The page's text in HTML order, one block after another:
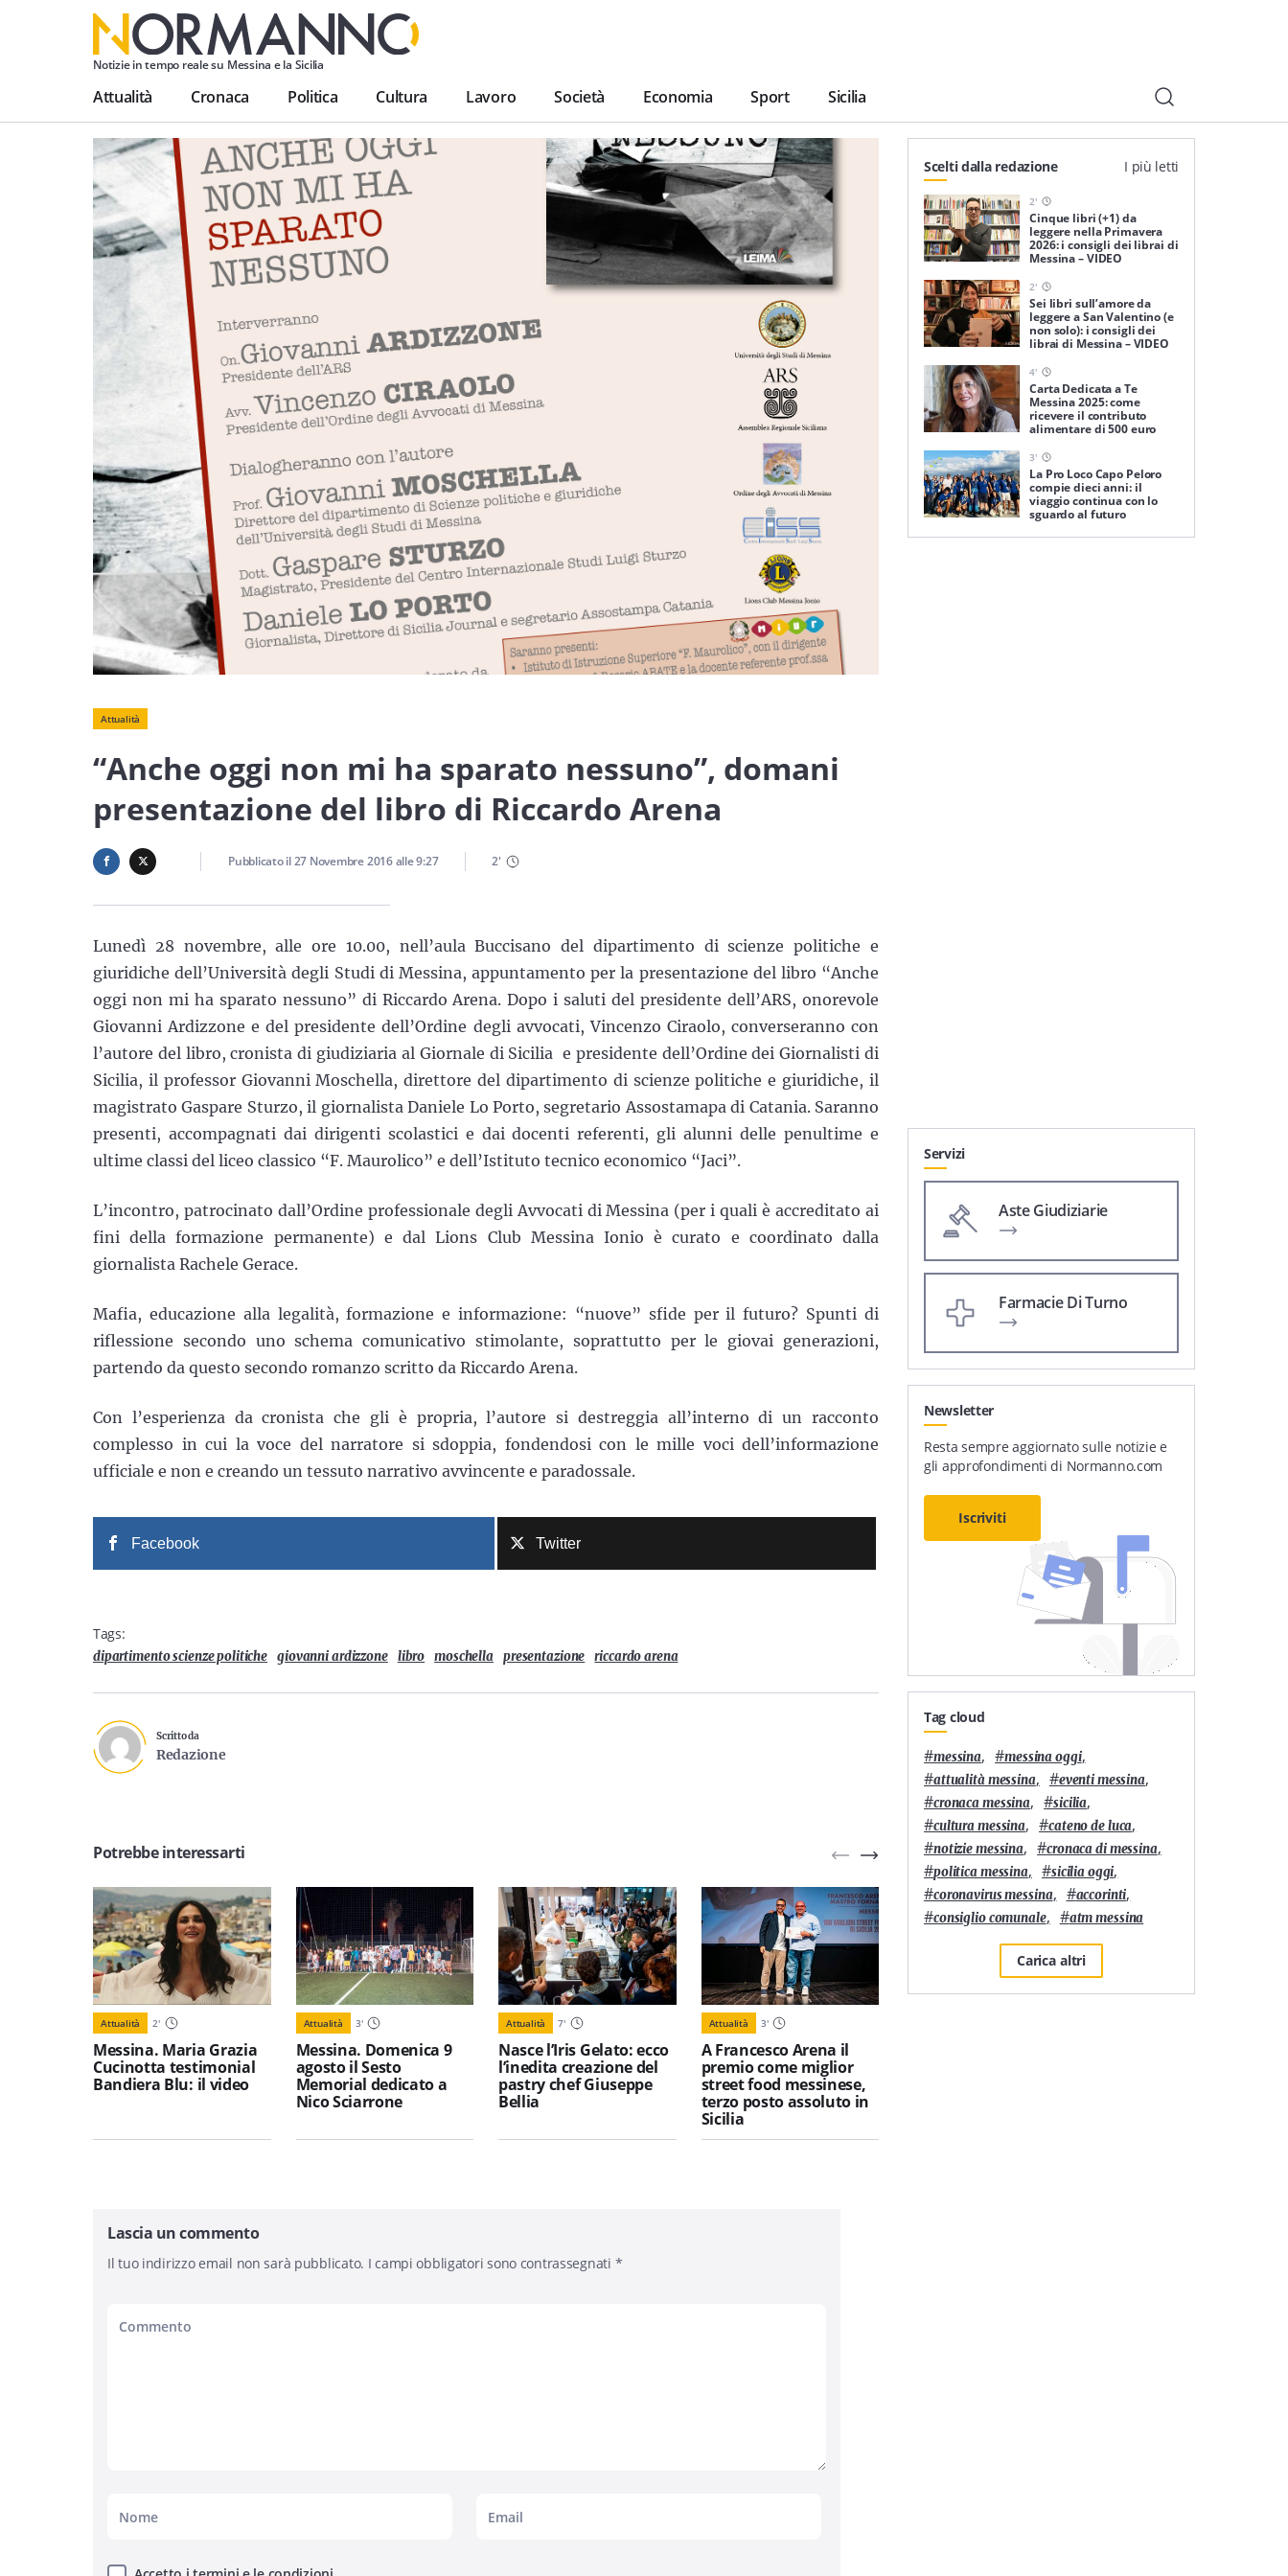
Notizie in tempo reale su Messina e la Sicilia
Attualità Cronaca Politica Cultura Lavoro Società Economia Sport Sicilia
Attualità
“Anche oggi non mi ha sparato nessuno”, domani
presentazione del libro di Riccardo Arena
Pubblicato il27 Novembre 2016alle9:27 2'
Lunedì 28 novembre, alle ore 10.00, nell’aula Buccisano del dipartimento di scienze politiche e
giuridiche dell’Università degli Studi di Messina, appuntamento per la presentazione del libro “Anche
oggi non mi ha sparato nessuno” di Riccardo Arena. Dopo i saluti del presidente dell’ARS, onorevole
Giovanni Ardizzone e del presidente dell’Ordine degli avvocati, Vincenzo Ciraolo, converseranno con
l’autore del libro, cronista di giudiziaria al Giornale di Sicilia e presidente dell’Ordine dei Giornalisti di
Sicilia, il professor Giovanni Moschella, direttore del dipartimento di scienze politiche e giuridiche, il
magistrato Gaspare Sturzo, il giornalista Daniele Lo Porto, segretario Assostamapa di Catania. Saranno
presenti, accompagnati dai dirigenti scolastici e dai docenti referenti, gli alunni delle penultime e
ultime classi del liceo classico “F. Maurolico” e dell’Istituto tecnico economico “Jaci”.
L’incontro, patrocinato dall’Ordine professionale degli Avvocati di Messina (per i quali è accreditato ai
fini della formazione permanente) e dal Lions Club Messina Ionio è curato e coordinato dalla
giornalista Rachele Gerace.
Mafia, educazione alla legalità, formazione e informazione: “nuove” sfide per il futuro? Spunti di
riflessione secondo uno schema comunicativo stimolante, soprattutto per le giovai generazioni,
partendo da questo secondo romanzo scritto da Riccardo Arena.
Con l’esperienza da cronista che gli è propria, l’autore si destreggia all’interno di un racconto
complesso in cui la voce del narratore si sdoppia, fondendosi con le mille voci dell’informazione
ufficiale e non e creando un tessuto narrativo avvincente e paradossale.
Facebook Twitter
Tags:
dipartimento scienze politiche giovanni ardizzone libro moschella presentazione riccardo arena
Scritto da
Redazione
Potrebbe interessarti
Attualità 2'
Messina. Maria Grazia
Cucinotta testimonial
Bandiera Blu: il video
Attualità 3'
Messina. Domenica 9
agosto il Sesto
Memorial dedicato a
Nico Sciarrone
Attualità 7'
Nasce l’Iris Gelato: ecco
l’inedita creazione del
pastry chef Giuseppe
Bellia
Attualità 3'
A Francesco Arena il
premio come miglior
street food messinese,
terzo posto assoluto in
Sicilia
Lascia un commento
Il tuo indirizzo email non sarà pubblicato. I campi obbligatori sono contrassegnati *
Scelti dalla redazione I più letti
2'
Cinque libri (+1) da
leggere nella Primavera
2026: i consigli dei librai di
Messina – VIDEO
2'
Sei libri sull’amore da
leggere a San Valentino (e
non solo): i consigli dei
librai di Messina – VIDEO
4'
Carta Dedicata a Te
Messina 2025: come
ricevere il contributo
alimentare di 500 euro
3'
La Pro Loco Capo Peloro
compie dieci anni: il
viaggio continua con lo
sguardo al futuro
Servizi
Aste Giudiziarie
Farmacie Di Turno
Newsletter
Resta sempre aggiornato sulle notizie e
gli approfondimenti di Normanno.com
Iscriviti
Tag cloud
#messina, #messina oggi,
#attualità messina, #eventi messina,
#cronaca messina, #sicilia,
#cultura messina, #cateno de luca,
#notizie messina, #cronaca di messina,
#politica messina, #sicilia oggi,
#coronavirus messina, #accorinti,
#consiglio comunale, #atm messina
Carica altri